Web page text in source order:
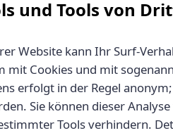
und Tools von
Website kann Ihr Surf-
mit Cookies und mit
erfolgt in der Regel
Sie können dieser
Tools verhindern.